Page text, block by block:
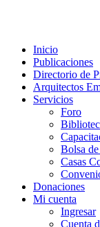
Inicio
Publicaciones
Directorio de
Arquitectos
Servicios
Foro
Bolsa
Casas
Donaciones
Mi cuenta
Ingresar
Cuenta